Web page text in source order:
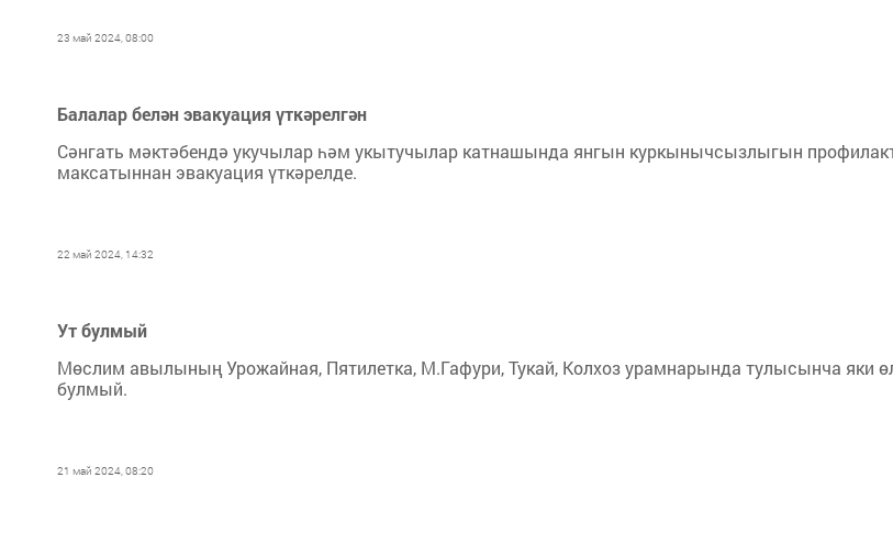
23 май 2024, 08:00
Балалар белән эвакуация үткәрелгән
Сәнгать мәктәбендә укучылар һәм укытучылар катнашында янгын куркынычсызлыгын
максатыннан эвакуация үткәрелде.
22 май 2024, 14:32
Ут булмый
Мөслим авылының Урожайная, Пятилетка, М.Гафури, Тукай, Колхоз урамнарында тулысынча яки
булмый.
21 май 2024, 08:20